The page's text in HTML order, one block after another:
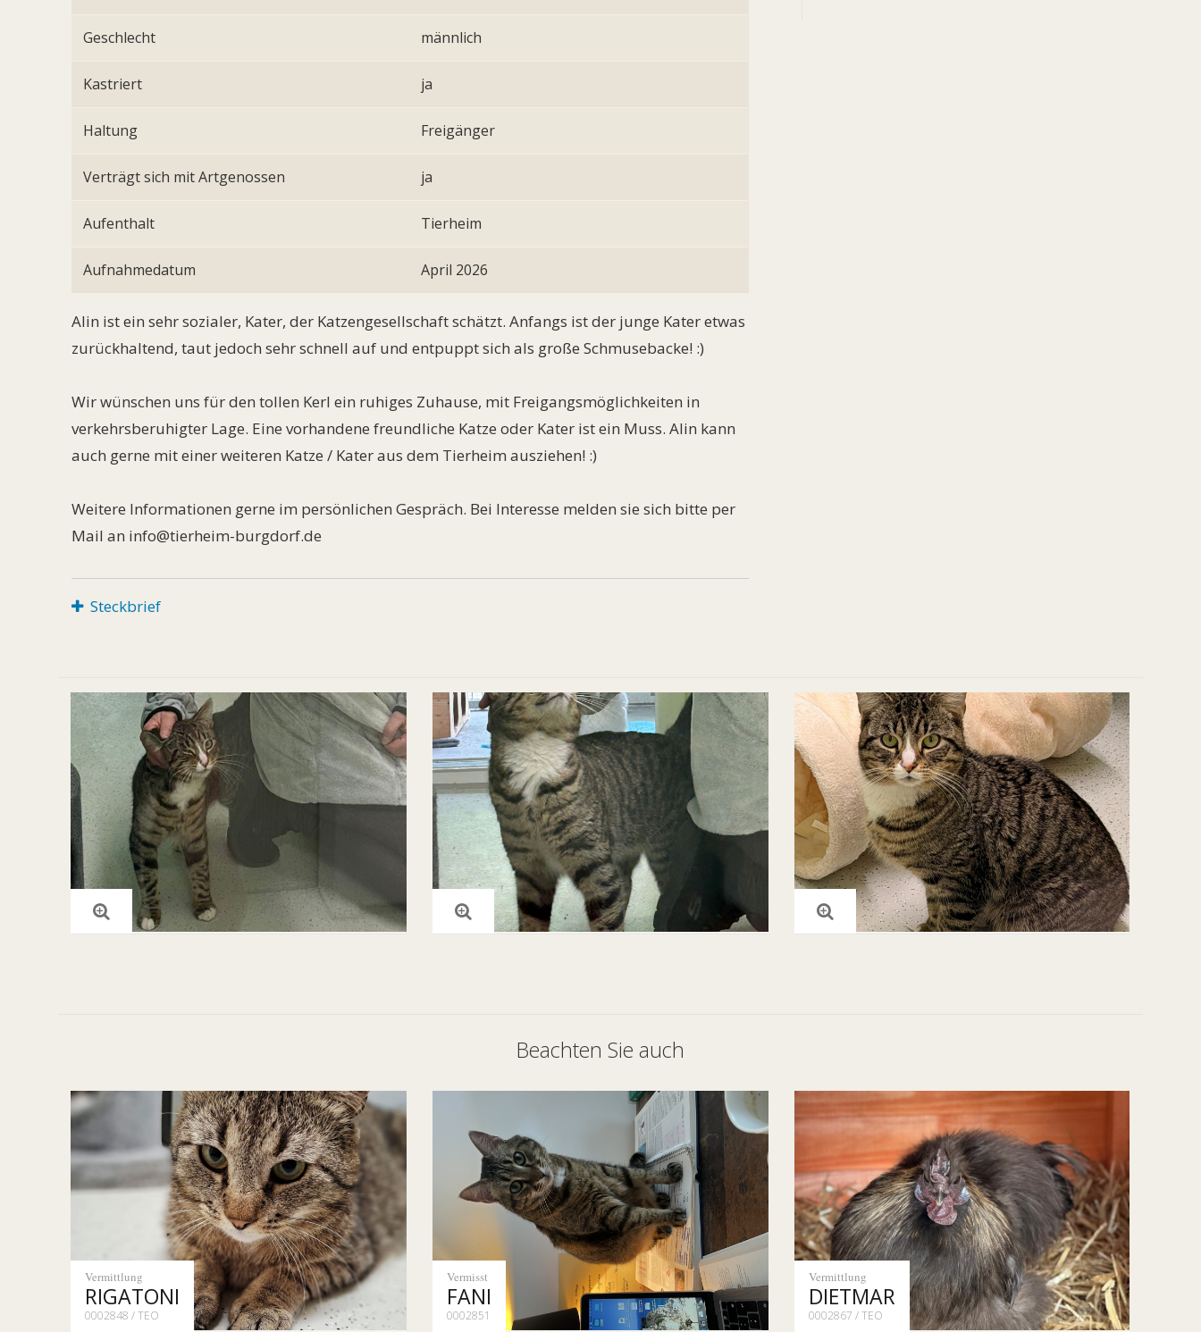
Geschlecht männlich
Kastriert ja
Haltung Freigänger
Verträgt sich mit Artgenossen ja
Aufenthalt Tierheim
Aufnahmedatum April 2026
Alin ist ein sehr sozialer, Kater, der Katzengesellschaft schätzt. Anfangs ist der junge Kater etwas
zurückhaltend, taut jedoch sehr schnell auf und entpuppt sich als große Schmusebacke! :)
Wir wünschen uns für den tollen Kerl ein ruhiges Zuhause, mit Freigangsmöglichkeiten in
verkehrsberuhigter Lage. Eine vorhandene freundliche Katze oder Kater ist ein Muss. Alin kann
auch gerne mit einer weiteren Katze / Kater aus dem Tierheim ausziehen! :)
Weitere Informationen gerne im persönlichen Gespräch. Bei Interesse melden sie sich bitte per
Mail an info@tierheim-burgdorf.de
Steckbrief
Beachten Sie auch
Vermittlung
RIGATONI
0002848 / TEO
Vermisst
FANI
0002851
Vermittlung
DIETMAR
0002867 / TEO